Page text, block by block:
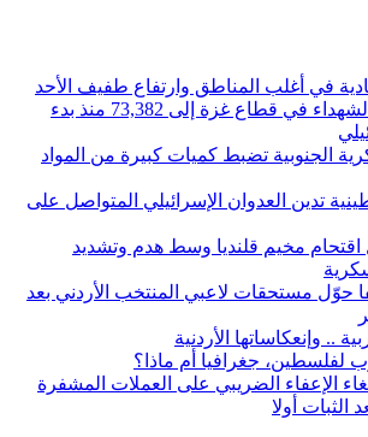
في أغلب المناطق وارتفاع طفيف الأحد
ارتفاع حصيلة الشهداء في قطاع غزة إلى 73,382 منذ بدء
الجنوبية تضبط كميات كبيرة من المواد
تدين العدوان الإسرائيلي المتواصل على
اقتحام مخيم قلنديا وسط هدم وتشديد
حوّل مستحقات لاعبي المنتخب الأردني بعد
.. وإنعكاساتها الأردنية
لفلسطين، جغرافيا أم ماذا؟
الإعفاء الضريبي على العملات المشفرة
الثبات أولا